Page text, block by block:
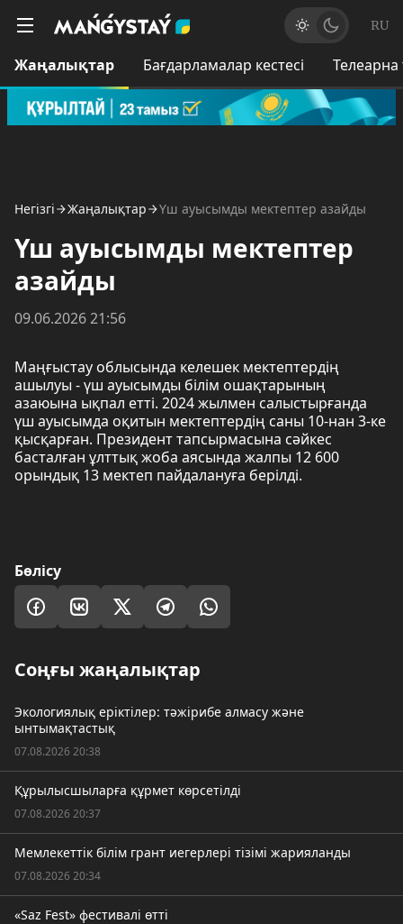
RU
Жаңалықтар Бағдарламалар кестесі
Негізгі Жаңалықтар Үш ауысымды мектептер азайды
Үш ауысымды мектептер
азайды
09.06.2026 21:56
Маңғыстау облысында келешек мектептердің
ашылуы - үш ауысымды білім ошақтарының
азаюына ықпал етті. 2024 жылмен салыстырғанда
үш ауысымда оқитын мектептердің саны 10-нан 3-ке
қысқарған. Президент тапсырмасына сәйкес
басталған ұлттық жоба аясында жалпы 12 600
орындық 13 мектеп пайдалануға берілді.
Бөлісу
Соңғы жаңалықтар
Экологиялық еріктілер: тәжірибе алмасу және
ынтымақтастық
07.08.2026 20:38
Құрылысшыларға құрмет көрсетілді
07.08.2026 20:37
Мемлекеттік білім грант иегерлері тізімі жарияланды
07.08.2026 20:34
«Saz Fest» фестивалі өтті